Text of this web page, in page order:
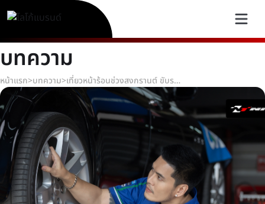
บทความ
หน้าแรก>บทความ> เที่ยวหน้าร้อนช่วงสงกรานต์ ขับรถไกลอย่างไรให้ยางรถยนต์พร้อมตลอดทริป?